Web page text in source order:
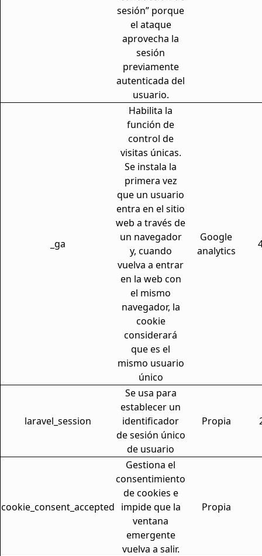
sesión” porque
el ataque
aprovecha la
sesión
previamente
autenticada del
usuario.
_ga
Habilita la
función de
control de
visitas únicas.
Se instala la
primera vez
que un usuario
entra en el sitio
web a través de
un navegador
y, cuando
vuelva a entrar
en la web con
el mismo
navegador, la
cookie
considerará
que es el
mismo usuario
único
Google
analytics
laravel_session
Se usa para
establecer un
identificador
de sesión único
de usuario
Propia
cookie_consent_accepted
Gestiona el
consentimiento
de cookies e
impide que la
ventana
emergente
vuelva a salir.
Propia